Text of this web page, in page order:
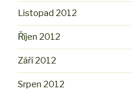
Listopad 2012
Říjen 2012
Září 2012
Srpen 2012